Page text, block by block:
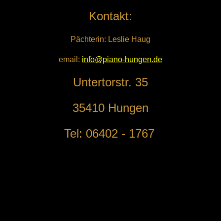
Kontakt:
Pächterin: Leslie Haug
email: info@piano-hungen.de
Untertorstr. 35
35410 Hungen
Tel: 06402 - 1767